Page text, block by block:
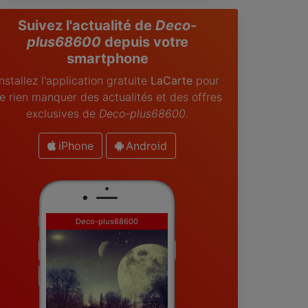
Suivez l'actualité de Deco-
plus68600 depuis votre
smartphone
l'application gratuite LaCartepour
rien manquer des actualités et des offres
exclusives de Deco-plus68600.
iPhone Android
Deco-plus68600